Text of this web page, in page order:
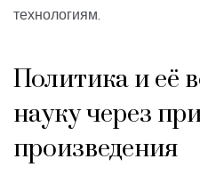
технологиям.
Политика и её
науку через
произведения